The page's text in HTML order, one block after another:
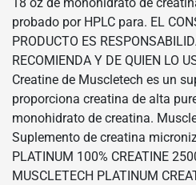
probado por HPLC para. EL
PRODUCTO ES
RECOMIENDA Y DE QUIEN LO
Creatine de Muscletech es un
proporciona creatina de alta
monohidrato de creatina.
Suplemento de creatina
PLATINUM 100% CREATINE
MUSCLETECH PLATINUM